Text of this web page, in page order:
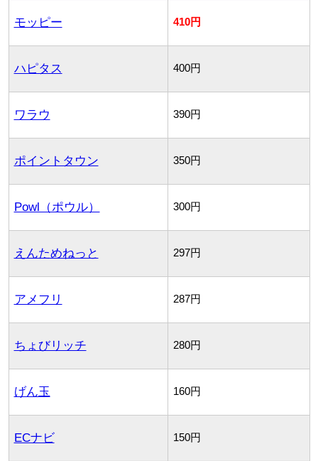
モッピー 410円
ハピタス 400円
ワラウ 390円
ポイントタウン 350円
Powl（ポウル） 300円
えんためねっと 297円
アメフリ 287円
ちょびリッチ 280円
げん玉 160円
ECナビ 150円